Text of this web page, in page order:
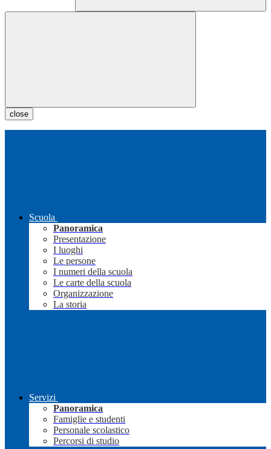
close
Scuola
Panoramica
Presentazione
I luoghi
Le persone
I numeri della scuola
Le carte della scuola
Organizzazione
La storia
Servizi
Panoramica
Famiglie e studenti
Personale scolastico
Percorsi di studio